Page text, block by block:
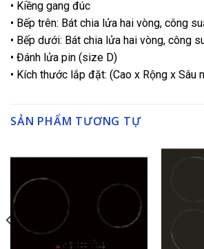
• Kiềng gang đúc
• Bếp trên: Bát chia lửa hai vòng, công
• Bếp dưới: Bát chia lửa hai vòng, công
• Đánh lửa pin (size D)
• Kích thước lắp đặt: (Cao x Rộng x Sâu
SẢN PHẨM TƯƠNG TỰ